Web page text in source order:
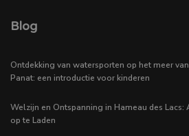
Blog
Ontdekking van watersporten op het meer
Panat: een introductie voor kinderen
Welzijn en Ontspanning in Hameau des Lacs:
op te Laden